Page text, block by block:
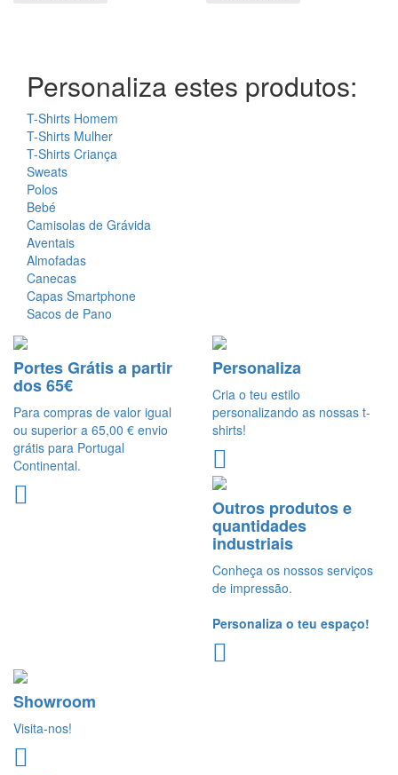
Personaliza estes produtos:
T-Shirts Homem
T-Shirts Mulher
T-Shirts Criança
Sweats
Polos
Bebé
Camisolas de Grávida
Aventais
Almofadas
Canecas
Capas Smartphone
Sacos de Pano
Portes Grátis a partir
dos 65€
Para compras de valor igual
ou superior a 65,00 € envio
grátis para Portugal
Continental.
Personaliza
Cria o teu estilo
personalizando as nossas t-
shirts!
Outros produtos e
quantidades
industriais
Conheça os nossos serviços
de impressão.
Personaliza o teu espaço!
Showroom
Visita-nos!